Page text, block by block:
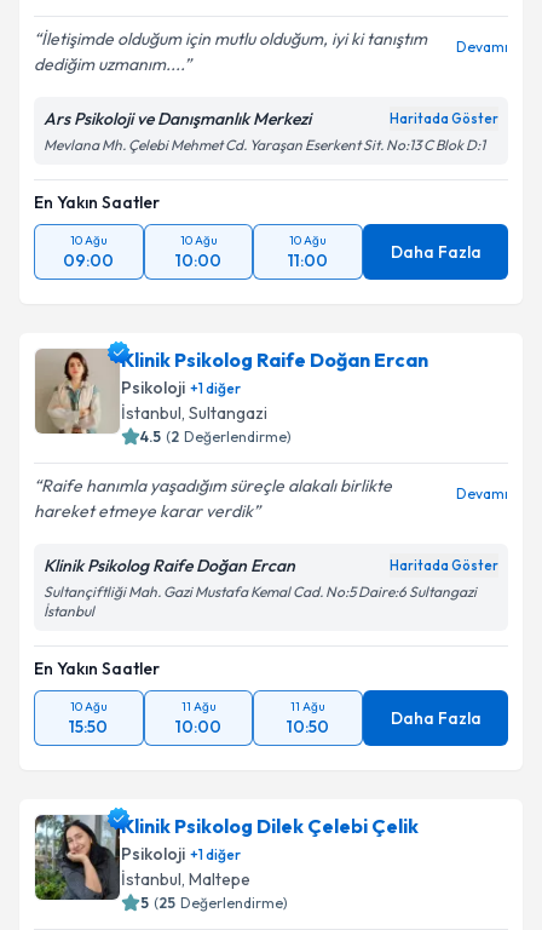
İletişimde olduğum için mutlu olduğum, iyi ki tanıştım
dediğim uzmanım....
Devamı
Ars Psikoloji ve Danışmanlık Merkezi Haritada Göster
Mevlana Mh. Çelebi Mehmet Cd. Yaraşan Eserkent Sit. No:13 C Blok D:1
En Yakın Saatler
10 Ağu
09:00
10 Ağu
10:00
10 Ağu
11:00 Daha Fazla
Klinik Psikolog Raife Doğan Ercan
Psikoloji +1diğer
İstanbul, Sultangazi
4.5 (2 Değerlendirme)
Raife hanımla yaşadığım süreçle alakalı birlikte
hareket etmeye karar verdik
Devamı
Klinik Psikolog Raife Doğan Ercan Haritada Göster
Sultançiftliği Mah. Gazi Mustafa Kemal Cad. No:5 Daire:6 Sultangazi
İstanbul
En Yakın Saatler
10 Ağu
15:50
11 Ağu
10:00
11 Ağu
10:50 Daha Fazla
Klinik Psikolog Dilek Çelebi Çelik
Psikoloji +1diğer
İstanbul, Maltepe
5 (25 Değerlendirme)